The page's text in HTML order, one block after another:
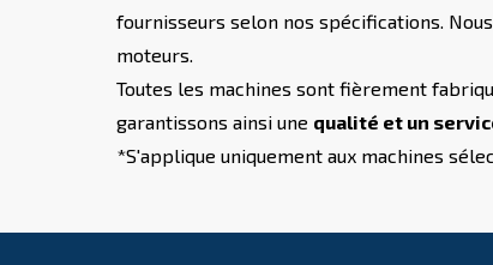
fournisseurs selon nos spécifications.
moteurs.
Toutes les machines sont fièrement
garantissons ainsi une qualité et un
*S'applique uniquement aux machines